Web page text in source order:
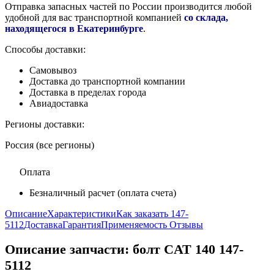
Отправка запасных частей по России производится любой
удобной для вас транспортной компанией со склада,
находящегося в Екатеринбурге.
Способы доставки:
Самовывоз
Доставка до транспортной компании
Доставка в пределах города
Авиадоставка
Регионы доставки:
Россия (все регионы)
Оплата
Безналичный расчет (оплата счета)
ОписаниеХарактеристикиКак заказать 147-
5112ДоставкаГарантияПрименяемость Отзывы
Описание запчасти: болт CAT 140 147-
5112